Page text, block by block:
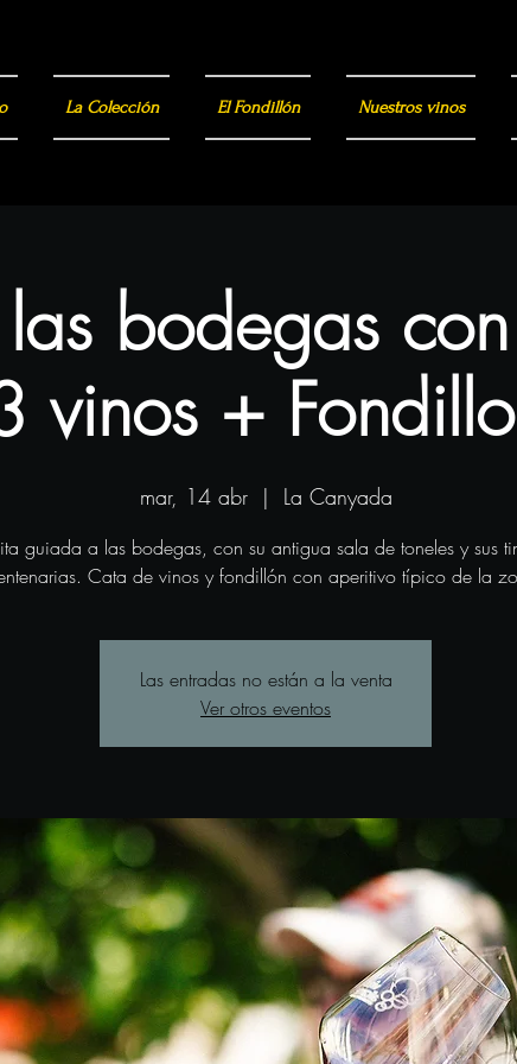
bodegas
vinos +
mar, 14 abr
  |
La Canyada
guiada a las bodegas, con su antigua sala de toneles y sus
Cata de vinos y fondillón con aperitivo típico de la
Las entradas no están a la venta
Ver otros eventos
La Colección El Fondillón Nuestros vinos